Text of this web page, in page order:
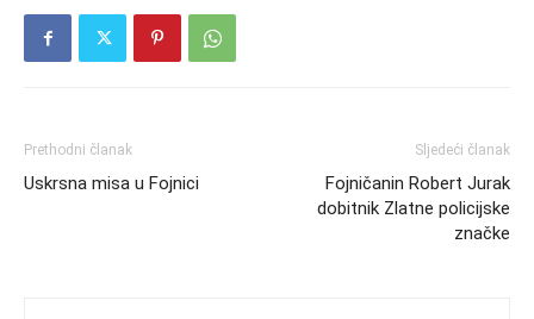
Prethodni članak
Uskrsna misa u Fojnici
Sljedeći članak
Fojničanin Robert Jurak
dobitnik Zlatne policijske
značke